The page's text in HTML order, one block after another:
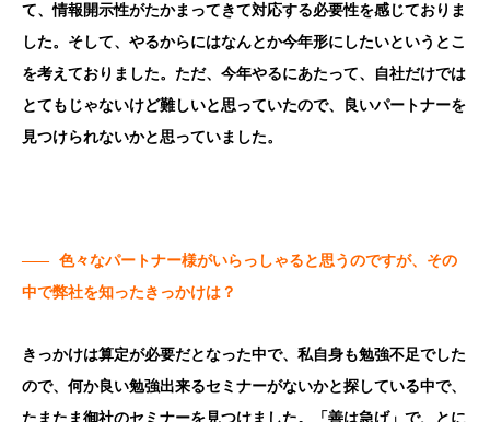
て、情報開示性がたかまってきて対応する必要性を感じておりま
した。そして、やるからにはなんとか今年形にしたいというとこ
を考えておりました。ただ、今年やるにあたって、自社だけでは
とてもじゃないけど難しいと思っていたので、良いパートナーを
見つけられないかと思っていました。
—— 色々なパートナー様がいらっしゃると思うのですが、その
中で弊社を知ったきっかけは？
きっかけは算定が必要だとなった中で、私自身も勉強不足でした
ので、何か良い勉強出来るセミナーがないかと探している中で、
たまたま御社のセミナーを見つけました。「善は急げ」で、とに